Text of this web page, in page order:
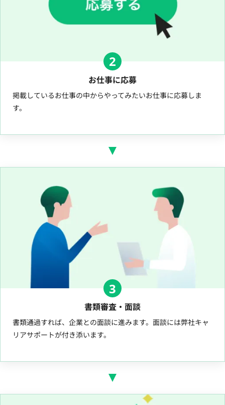
2
お仕事に応募
掲載しているお仕事の中からやってみたいお仕事に応募しま
す。
3
書類審査・面談
書類通過すれば、企業との面談に進みます。面談には弊社キャ
リアサポートが付き添います。